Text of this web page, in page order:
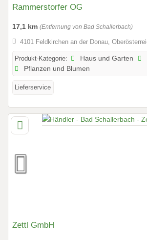
Rammerstorfer OG
17,1 km (Entfernung von Bad Schallerbach)
4101 Feldkirchen an der Donau,
Produkt-Kategorie: Haus und Garten
Pflanzen und Blumen
Lieferservice
Zettl GmbH